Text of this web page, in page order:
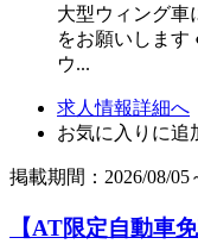
大型ウィング車
をお願いします
ウ...
求人情報詳細へ
お気に入りに追
掲載期間：2026/08/05
【AT限定自動車